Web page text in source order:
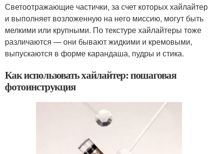
Светоотражающие частички, за счет которых хайлайтер
и выполняет возложенную на него миссию, могут быть
мелкими или крупными. По текстуре хайлайтеры тоже
различаются — они бывают жидкими и кремовыми,
выпускаются в форме карандаша, пудры и стика.
Как использовать хайлайтер: пошаговая
фотоинструкция